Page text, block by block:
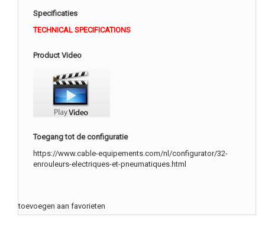
Specificaties
TECHNICAL SPECIFICATIONS
Product Video
Toegang tot de configuratie
https://www.cable-equipements.com/nl/configurator/32-
enrouleurs-electriques-et-pneumatiques.html
toevoegen aan favorieten